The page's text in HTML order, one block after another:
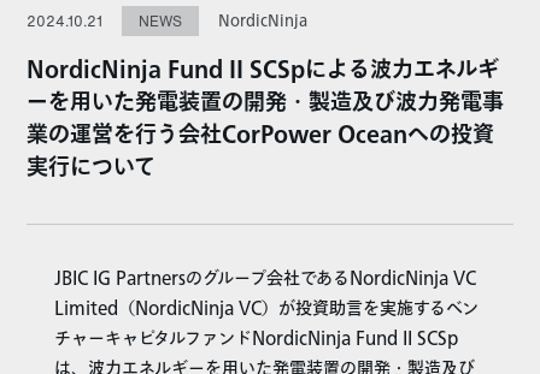
2024.10.21 NEWS NordicNinja
NordicNinja Fund II SCSpによる波力エネルギ
ーを用いた発電装置の開発・製造及び波力発電事
業の運営を行う会社CorPower Oceanへの投資
実行について
JBIC IG Partnersのグループ会社であるNordicNinja VC
Limited（NordicNinja VC）が投資助言を実施するベン
チャーキャピタルファンドNordicNinja Fund II SCSp
は、波力エネルギーを用いた発電装置の開発・製造及び